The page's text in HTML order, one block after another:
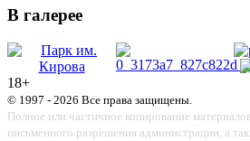
В галерее
18+
© 1997 - 2026 Все права защищены.
Полное или частичное копирование
письменного разрешения администрации, а